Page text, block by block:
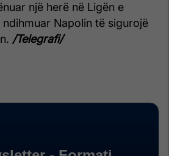
një herë në Ligën e
Napolin të sigurojë
/Telegrafi/